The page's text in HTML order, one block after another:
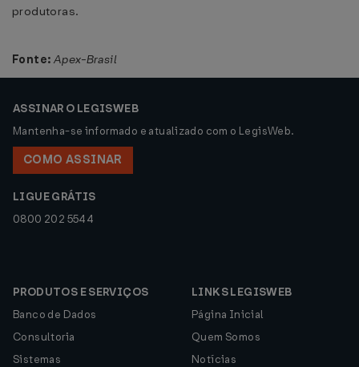
produtoras.
Fonte: Apex-Brasil
ASSINAR O LEGISWEB
Mantenha-se informado e atualizado com o LegisWeb.
COMO ASSINAR
LIGUE GRÁTIS
0800 202 5544
PRODUTOS E SERVIÇOS
Banco de Dados
Consultoria
Sistemas
LINKS LEGISWEB
Página Inicial
Quem Somos
Notícias